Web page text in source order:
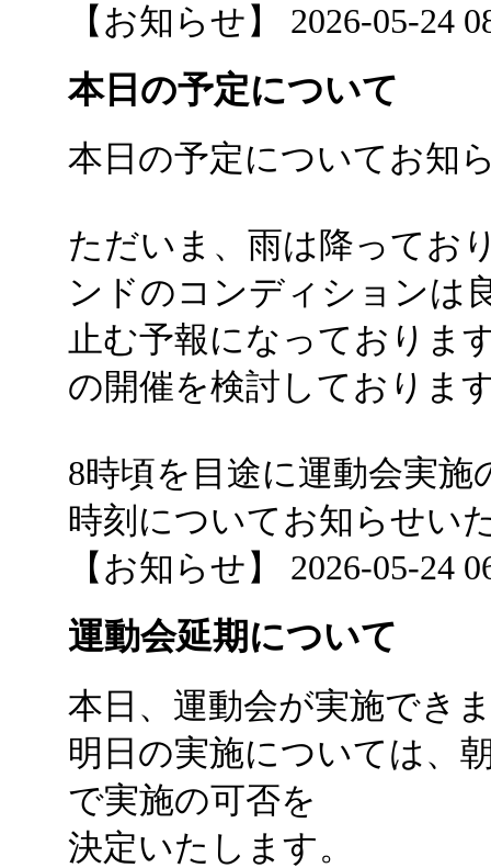
【お知らせ】 2026-05-24
本日の予定について
本日の予定についてお知
ただいま、雨は降ってお
ンドのコンディションは
止む予報になっておりま
の開催を検討しておりま
8時頃を目途に運動会実
時刻についてお知らせい
【お知らせ】 2026-05-24
運動会延期について
本日、運動会が実施でき
明日の実施については、
で実施の可否を
決定いたします。